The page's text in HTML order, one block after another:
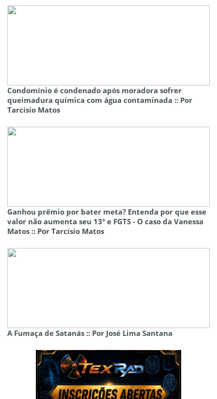
Condomínio é condenado após moradora sofrer
queimadura química com água contaminada :: Por
Tarcísio Matos
Ganhou prêmio por bater meta? Entenda por que esse
valor não aumenta seu 13º e FGTS - O caso da Vanessa
Matos :: Por Tarcísio Matos
A Fumaça de Satanás :: Por José Lima Santana